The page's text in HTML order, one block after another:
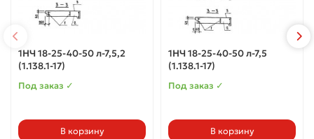
1НЧ 18-25-40-50 л-7,5,2
(1.138.1-17)
Под заказ ✓
В корзину
1НЧ 18-25-40-50 л-7,5
(1.138.1-17)
Под заказ ✓
В корзину